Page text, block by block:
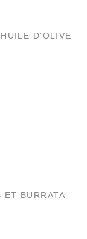
D'OLIVE
ET BURRATA